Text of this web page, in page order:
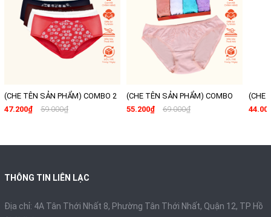
(CHE TÊN SẢN PHẨM) COMBO 2
- 6 QUẦN LÓT VOAN LƯỚI NGẪU
47.200₫ 59.000₫
(CHE TÊN SẢN PHẨM) COMBO
QUẦN LÓT KHUYẾN MÃI 15K
55.200₫ 69.000₫
(CHE
THÔNG TIN LIÊN LẠC
Địa chỉ: 4A Tân Thới Nhất 8, Phường Tân Thới Nhất, Quận 12, TP Hồ